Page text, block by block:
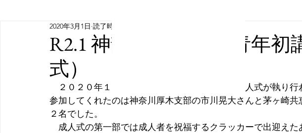
R2.1 神静ブロック・青年初
式）
2020年3月1日 読了時間: 2分
２０２０年１月１２日、小田原湘南道場にて成人式が執り行
参加してくれたのは神奈川厚木支部の市川晃大さんと茅ヶ崎
２名でした。
成人式の第一部では成人者を祝福するクラッカーで出迎え